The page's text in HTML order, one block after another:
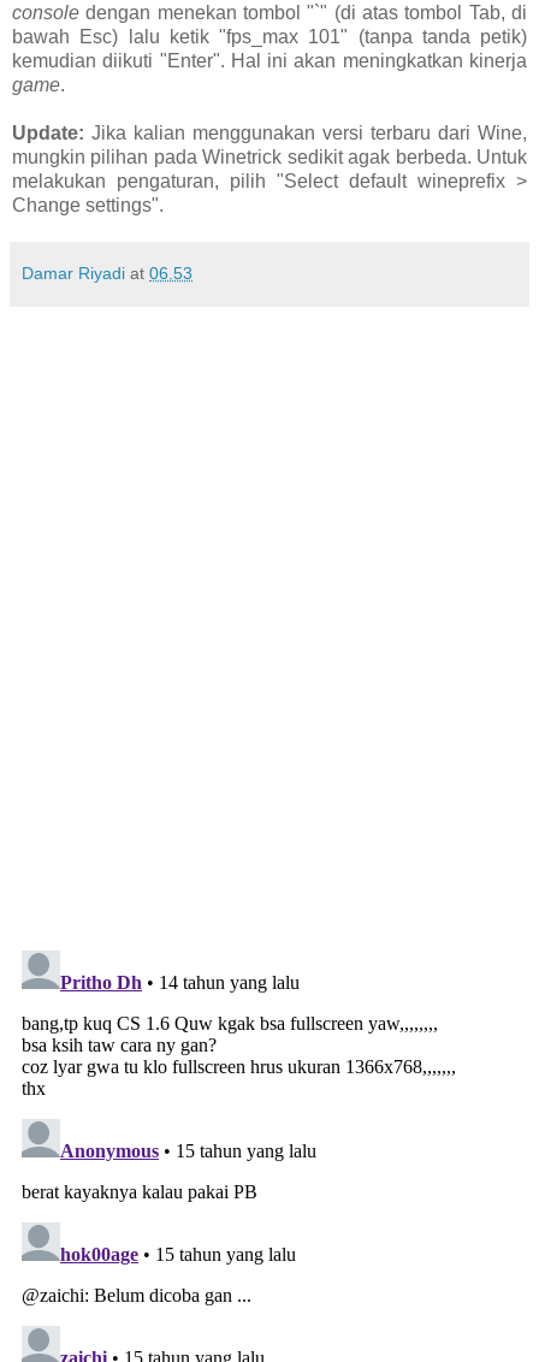
console dengan menekan tombol "`" (di atas tombol Tab, di
bawah Esc) lalu ketik "fps_max 101" (tanpa tanda petik)
kemudian diikuti "Enter". Hal ini akan meningkatkan kinerja
game.
Update: Jika kalian menggunakan versi terbaru dari Wine,
mungkin pilihan pada Winetrick sedikit agak berbeda. Untuk
melakukan pengaturan, pilih "Select default wineprefix >
Change settings".
Damar Riyadi at 06.53